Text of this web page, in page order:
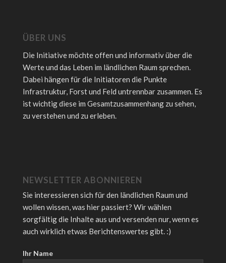
ÜBER UNS
Die Initiative möchte offen und informativ über die
Werte und das Leben im ländlichen Raum sprechen.
Dabei hängen für die Initiatoren die Punkte
Infrastruktur, Forst und Feld untrennbar zusammen. Es
ist wichtig diese im Gesamtzusammenhang zu sehen,
zu verstehen und zu erleben.
NEWSLETTER ABONNIEREN
Sie interessieren sich für den ländlichen Raum und
wollen wissen, was hier passiert? Wir wählen
sorgfältig die Inhalte aus und versenden nur, wenn es
auch wirklich etwas Berichtenswertes gibt. :)
Ihr Name